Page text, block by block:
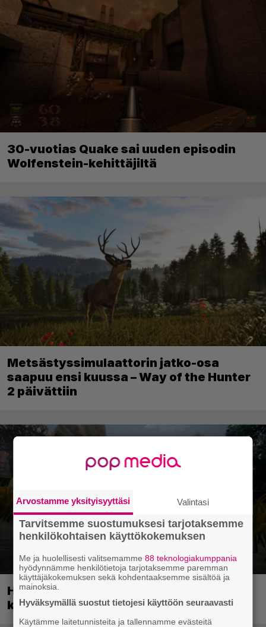
30-vuotias Quake sai uuden episodin
Wolfenstein-kehittäjiltä
Metsästyssimulaattorin jatko-osa
saapuu ensi kuussa – Way of the Hunter
2 päivättiin
Huippusuosittu Soturikissat-kirjasarja
kääntyy videopeliksi
Arvostamme yksityisyyttäsi Valintasi
Tarvitsemme suostumuksesi tarjotaksemme
henkilökohtaisen käyttökokemuksen
Me ja huolellisesti valitsemamme88 teknologiakumppania
hyödynnämme henkilötietoja tarjotaksemme paremman
käyttäjäkokemuksen sekä kohdentaaksemme sisältöä ja
mainoksia.
Hyväksymällä suostut tietojesi käyttöön seuraavasti
Käytämme laitetunnisteita ja tallennamme evästeitä